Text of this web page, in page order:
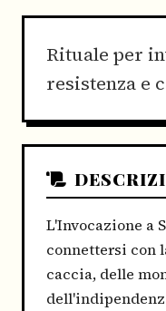
Rituale per
resistenza e
L'Invocazione a
connettersi con
caccia, delle